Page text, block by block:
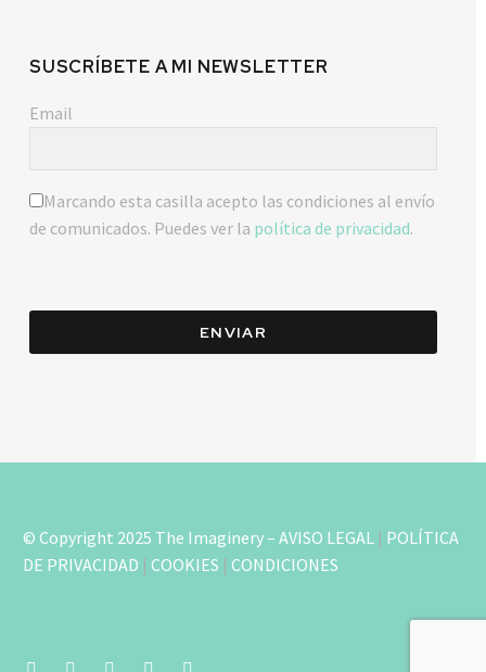
SUSCRÍBETE A MI NEWSLETTER
Email
Marcando esta casilla acepto las condiciones al envío
de comunicados. Puedes ver la política de privacidad.
ENVIAR
© Copyright 2025 The Imaginery – AVISO LEGAL | POLÍTICA
DE PRIVACIDAD | COOKIES | CONDICIONES